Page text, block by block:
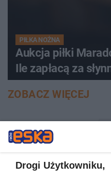
PIŁKA NOŻNA
Aukcja piłki
Ile zapłacą za
ZOBACZ WIĘCEJ
Drogi Użytkowniku,